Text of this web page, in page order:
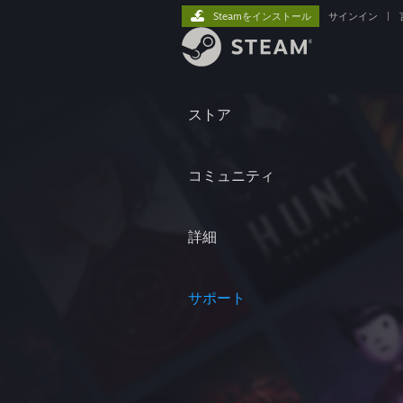
ストア
コミュニティ
詳細
サポート
Steamをインストール サインイン